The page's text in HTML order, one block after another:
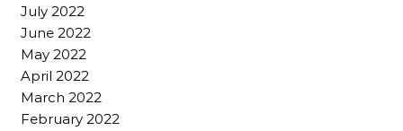
July 2022
June 2022
May 2022
April 2022
March 2022
February 2022